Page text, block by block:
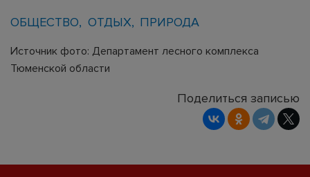
ОБЩЕСТВО ОТДЫХ ПРИРОДА
Источник фото: Департамент лесного комплекса
Тюменской области
Поделиться записью